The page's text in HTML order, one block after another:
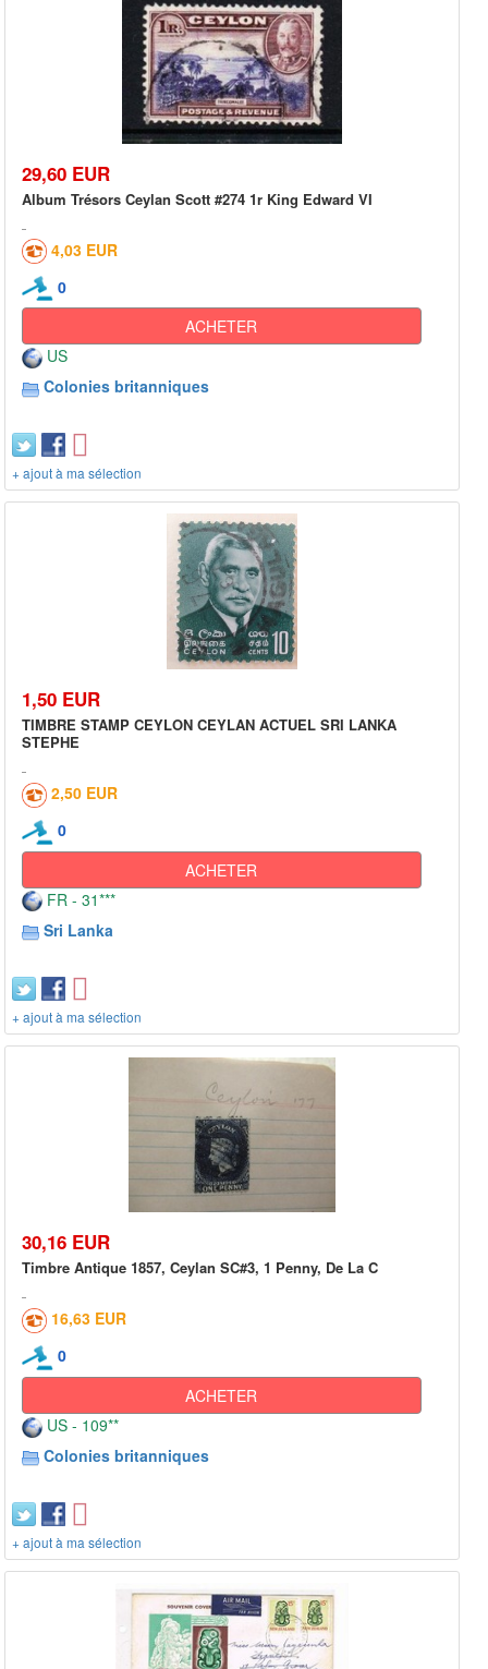
29,60 EUR
Album Trésors Ceylan Scott #274 1r King Edward VI
4,03 EUR
0
ACHETER
US
Colonies britanniques
+ ajout à ma sélection
1,50 EUR
TIMBRE STAMP CEYLON CEYLAN ACTUEL SRI LANKA
STEPHE
2,50 EUR
0
ACHETER
FR - 31***
Sri Lanka
+ ajout à ma sélection
30,16 EUR
Timbre Antique 1857, Ceylan SC#3, 1 Penny, De La C
16,63 EUR
0
ACHETER
US - 109**
Colonies britanniques
+ ajout à ma sélection